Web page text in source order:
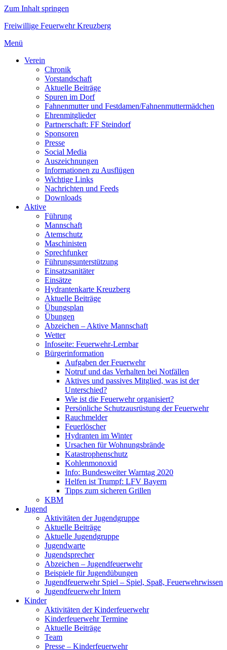
Zum Inhalt springen
Freiwillige Feuerwehr Kreuzberg
Menü
Verein
Chronik
Vorstandschaft
Aktuelle Beiträge
Spuren im Dorf
Fahnenmutter und Festdamen/Fahnenmuttermädchen
Ehrenmitglieder
Partnerschaft: FF Steindorf
Sponsoren
Presse
Social Media
Auszeichnungen
Informationen zu Ausflügen
Wichtige Links
Nachrichten und Feeds
Downloads
Aktive
Führung
Mannschaft
Atemschutz
Maschinisten
Sprechfunker
Führungsunterstützung
Einsatzsanitäter
Einsätze
Hydrantenkarte Kreuzberg
Aktuelle Beiträge
Übungsplan
Übungen
Abzeichen – Aktive Mannschaft
Wetter
Infoseite: Feuerwehr-Lernbar
Bürgerinformation
Aufgaben der Feuerwehr
Notruf und das Verhalten bei Notfällen
Aktives und passives Mitglied, was ist der
Unterschied?
Wie ist die Feuerwehr organisiert?
Persönliche Schutzausrüstung der Feuerwehr
Rauchmelder
Feuerlöscher
Hydranten im Winter
Ursachen für Wohnungsbrände
Katastrophenschutz
Kohlenmonoxid
Info: Bundesweiter Warntag 2020
Helfen ist Trumpf: LFV Bayern
Tipps zum sicheren Grillen
KBM
Jugend
Aktivitäten der Jugendgruppe
Aktuelle Beiträge
Aktuelle Jugendgruppe
Jugendwarte
Jugendsprecher
Abzeichen – Jugendfeuerwehr
Beispiele für Jugendübungen
Jugendfeuerwehr Spiel – Spiel, Spaß, Feuerwehrwissen
Jugendfeuerwehr Intern
Kinder
Aktivitäten der Kinderfeuerwehr
Kinderfeuerwehr Termine
Aktuelle Beiträge
Team
Presse – Kinderfeuerwehr